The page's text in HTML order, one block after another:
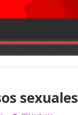
sexuales